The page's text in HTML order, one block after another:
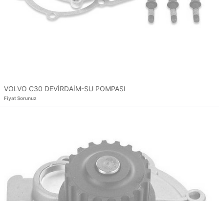
VOLVO C30 DEVİRDAİM-SU POMPASI
Fiyat Sorunuz